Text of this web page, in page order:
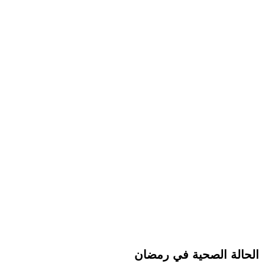
الحالة الصحية في رمضان